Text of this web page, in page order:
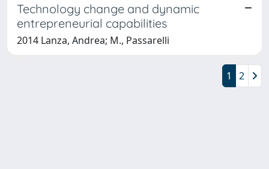
Technology change and dynamic
entrepreneurial capabilities
2014 Lanza, Andrea; M., Passarelli
1 2